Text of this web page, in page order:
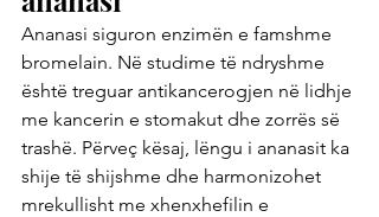
Ananasi siguron enzimën e famshme
bromelain. Në studime të ndryshme
është treguar antikancerogjen në lidhje
me kancerin e stomakut dhe zorrës së
trashë. Përveç kësaj, lëngu i ananasit ka
shije të shijshme dhe harmonizohet
mrekullisht me xhenxhefilin e